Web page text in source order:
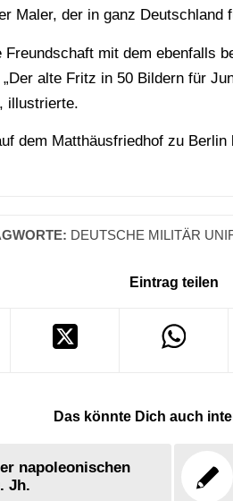
Maler, der in ganz
mit dem ebenfalls
alte Fritz in 50 Bildern für
illustrierte.
dem Matthäusfriedhof zu Berlin
DEUTSCHE MILITÄR
Eintrag teilen
Das könnte Dich auch
napoleonischen
Jh.